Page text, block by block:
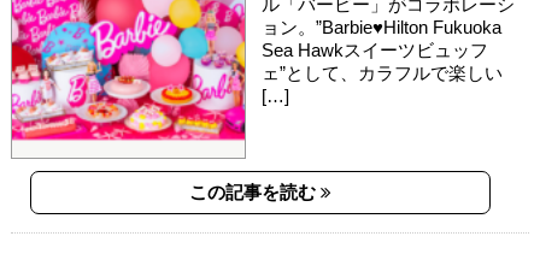
ル「バービー」がコラボレーシ
ョン。”Barbie♥Hilton Fukuoka
Sea Hawkスイーツビュッフ
ェ”として、カラフルで楽しい
[…]
この記事を読む